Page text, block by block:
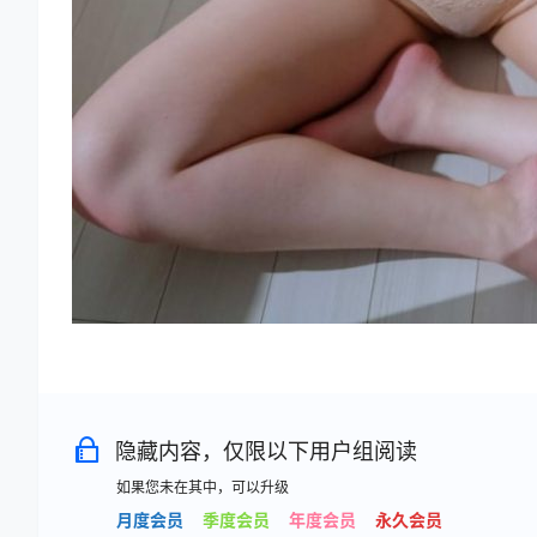
隐藏内容，仅限以下用户组阅读
如果您未在其中，可以升级
月度会员 季度会员 年度会员 永久会员